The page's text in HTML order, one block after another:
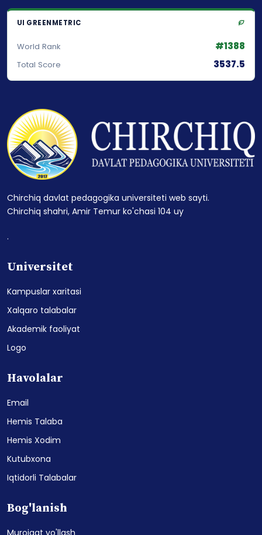
UI GREENMETRIC
World Rank #1388
Total Score 3537.5
Chirchiq davlat pedagogika universiteti web sayti.
Chirchiq shahri, Amir Temur ko'chasi 104 uy
.
Universitet
Kampuslar xaritasi
Xalqaro talabalar
Akademik faoliyat
Logo
Havolalar
Email
Hemis Talaba
Hemis Xodim
Kutubxona
Iqtidorli Talabalar
Bog'lanish
Murojaat yo'llash